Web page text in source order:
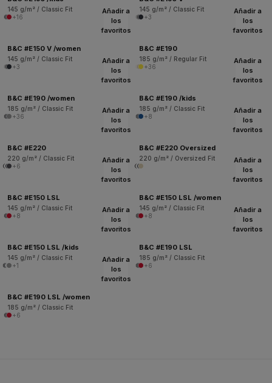
145 g/m² / Classic Fit
+16
145 g/m² / Classic Fit
+3
Añadir a
los
favoritos
B&C #E150 V /women
145 g/m² / Classic Fit
+3
Añadir a
los
favoritos
B&C #E190
185 g/m² / Regular Fit
+36
Añadir a
los
favoritos
B&C #E190 /women
185 g/m² / Classic Fit
+36
Añadir a
los
favoritos
B&C #E190 /kids
185 g/m² / Classic Fit
+8
Añadir a
los
favoritos
B&C #E220
220 g/m² / Classic Fit
+6
Añadir a
los
favoritos
B&C #E220 Oversized
220 g/m² / Oversized Fit
Añadir a
los
favoritos
B&C #E150 LSL
145 g/m² / Classic Fit
+8
Añadir a
los
favoritos
B&C #E150 LSL /women
145 g/m² / Classic Fit
+8
Añadir a
los
favoritos
B&C #E150 LSL /kids
145 g/m² / Classic Fit
+1
Añadir a
los
favoritos
B&C #E190 LSL
185 g/m² / Classic Fit
+6
Añadir a
los
favoritos
B&C #E190 LSL /women
185 g/m² / Classic Fit
+6